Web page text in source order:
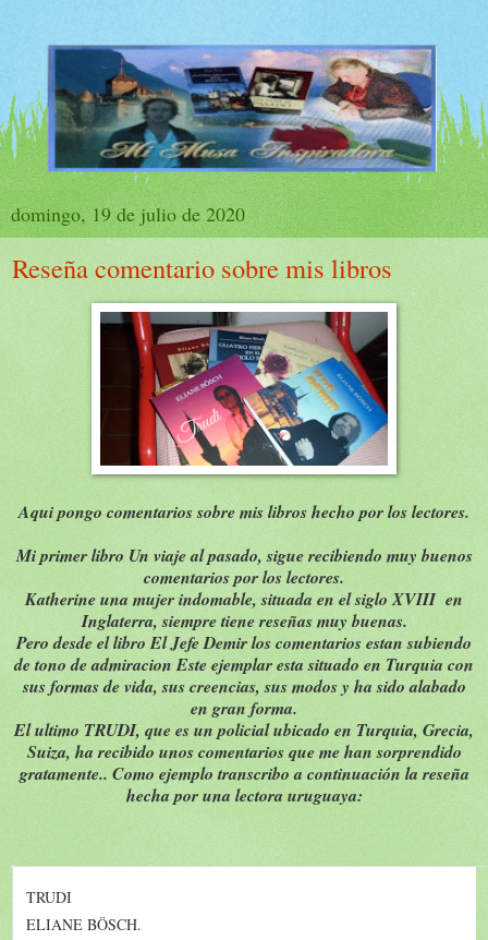
domingo, 19 de julio de 2020
Reseña comentario sobre mis libros
Aqui pongo comentarios sobre mis libros hecho por los lectores.
Mi primer libro Un viaje al pasado, sigue recibiendo muy buenos
comentarios por los lectores.
Katherine una mujer indomable, situada en el siglo XVIII en
Inglaterra, siempre tiene reseñas muy buenas.
Pero desde el libro El Jefe Demir los comentarios estan subiendo
de tono de admiracion Este ejemplar esta situado en Turquia con
sus formas de vida, sus creencias, sus modos y ha sido alabado
en gran forma.
El ultimo TRUDI, que es un policial ubicado en Turquia, Grecia,
Suiza, ha recibido unos comentarios que me han sorprendido
gratamente.. Como ejemplo transcribo a continuación la reseña
hecha por una lectora uruguaya:
TRUDI
ELIANE BÖSCH.